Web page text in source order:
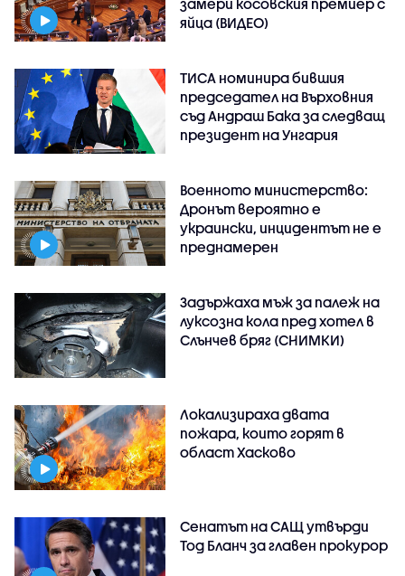
замери косовския премиер с
яйца (ВИДЕО)
ТИСА номинира бившия
председател на Върховния
съд Андраш Бака за следващ
президент на Унгария
Военното министерство:
Дронът вероятно е
украински, инцидентът не е
преднамерен
Задържаха мъж за палеж на
луксозна кола пред хотел в
Слънчев бряг (СНИМКИ)
Локализираха двата
пожара, които горят в
област Хасково
Сенатът на САЩ утвърди
Тод Бланч за главен прокурор